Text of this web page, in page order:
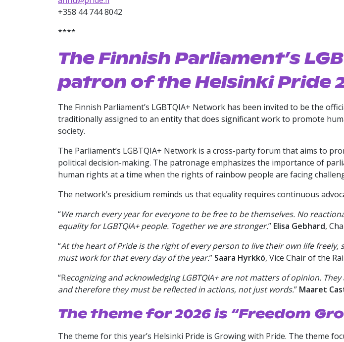
+358 44 744 8042
****
The Finnish Parliament’s
patron of the Helsinki Pride
The Finnish Parliament’s LGBTQIA+ Network has been invited to be the
traditionally assigned to an entity that does significant work to promote
society.
The Parliament’s LGBTQIA+ Network is a cross-party forum that aims to
political decision-making. The patronage emphasizes the importance of
human rights at a time when the rights of rainbow people are facing
The network’s presidium reminds us that equality requires continuous
“We march every year for everyone to be free to be themselves. No
equality for LGBTQIA+ people. Together we are stronger.” Elisa Gebhard,
“At the heart of Pride is the right of every person to live their own life
must work for that every day of the year.” Saara Hyrkkö, Vice Chair of the
“Recognizing and acknowledging LGBTQIA+ are not matters of opinion.
and therefore they must be reflected in actions, not just words.” Maaret
The theme for 2026 is “Freedom
The theme for this year’s Helsinki Pride is Growing with Pride. The theme